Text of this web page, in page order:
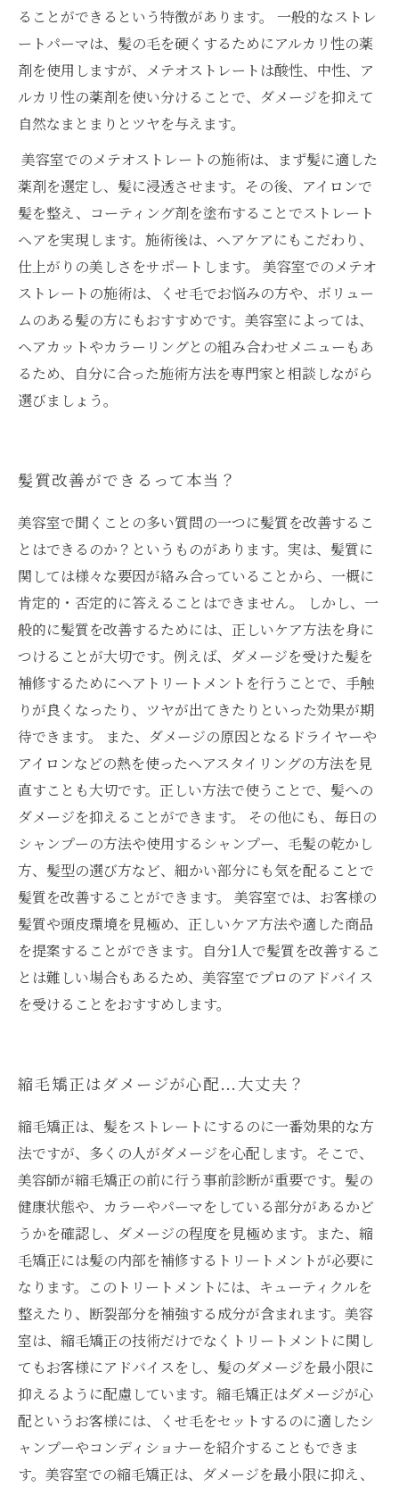
ることができるという特徴があります。 一般的なストレ
ートパーマは、髪の毛を硬くするためにアルカリ性の薬
剤を使用しますが、メテオストレートは酸性、中性、ア
ルカリ性の薬剤を使い分けることで、ダメージを抑えて
自然なまとまりとツヤを与えます。
美容室でのメテオストレートの施術は、まず髪に適した
薬剤を選定し、髪に浸透させます。その後、アイロンで
髪を整え、コーティング剤を塗布することでストレート
ヘアを実現します。施術後は、ヘアケアにもこだわり、
仕上がりの美しさをサポートします。 美容室でのメテオ
ストレートの施術は、くせ毛でお悩みの方や、ボリュー
ムのある髪の方にもおすすめです。美容室によっては、
ヘアカットやカラーリングとの組み合わせメニューもあ
るため、自分に合った施術方法を専門家と相談しながら
選びましょう。
髪質改善ができるって本当？
美容室で聞くことの多い質問の一つに髪質を改善するこ
とはできるのか？というものがあります。実は、髪質に
関しては様々な要因が絡み合っていることから、一概に
肯定的・否定的に答えることはできません。 しかし、一
般的に髪質を改善するためには、正しいケア方法を身に
つけることが大切です。例えば、ダメージを受けた髪を
補修するためにヘアトリートメントを行うことで、手触
りが良くなったり、ツヤが出てきたりといった効果が期
待できます。 また、ダメージの原因となるドライヤーや
アイロンなどの熱を使ったヘアスタイリングの方法を見
直すことも大切です。正しい方法で使うことで、髪への
ダメージを抑えることができます。 その他にも、毎日の
シャンプーの方法や使用するシャンプー、毛髪の乾かし
方、髪型の選び方など、細かい部分にも気を配ることで
髪質を改善することができます。 美容室では、お客様の
髪質や頭皮環境を見極め、正しいケア方法や適した商品
を提案することができます。自分1人で髪質を改善するこ
とは難しい場合もあるため、美容室でプロのアドバイス
を受けることをおすすめします。
縮毛矯正はダメージが心配…大丈夫？
縮毛矯正は、髪をストレートにするのに一番効果的な方
法ですが、多くの人がダメージを心配します。そこで、
美容師が縮毛矯正の前に行う事前診断が重要です。髪の
健康状態や、カラーやパーマをしている部分があるかど
うかを確認し、ダメージの程度を見極めます。また、縮
毛矯正には髪の内部を補修するトリートメントが必要に
なります。このトリートメントには、キューティクルを
整えたり、断裂部分を補強する成分が含まれます。美容
室は、縮毛矯正の技術だけでなくトリートメントに関し
てもお客様にアドバイスをし、髪のダメージを最小限に
抑えるように配慮しています。縮毛矯正はダメージが心
配というお客様には、くせ毛をセットするのに適したシ
ャンプーやコンディショナーを紹介することもできま
す。美容室での縮毛矯正は、ダメージを最小限に抑え、